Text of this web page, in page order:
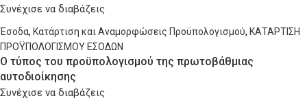
Συνέχισε να διαβάζεις
Έσοδα, Κατάρτιση και Αναμορφώσεις Προϋπολογισμού, ΚΑΤΑΡΤΙΣΗ
ΠΡΟΫΠΟΛΟΓΙΣΜΟΥ ΕΣΟΔΩΝ
Ο τύπος του προϋπολογισμού της πρωτοβάθμιας
αυτοδιοίκησης
Συνέχισε να διαβάζεις